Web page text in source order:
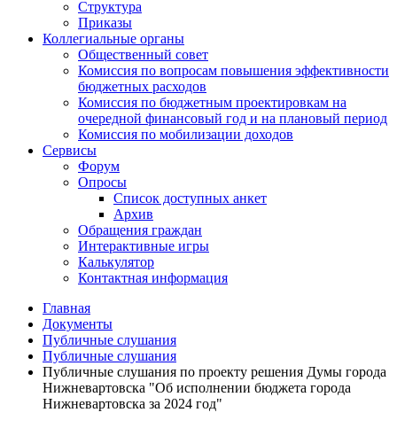
Структура
Приказы
Коллегиальные органы
Общественный совет
Комиссия по вопросам повышения эффективности
бюджетных расходов
Комиссия по бюджетным проектировкам на
очередной финансовый год и на плановый период
Комиссия по мобилизации доходов
Сервисы
Форум
Опросы
Список доступных анкет
Архив
Обращения граждан
Интерактивные игры
Калькулятор
Контактная информация
Главная
Документы
Публичные слушания
Публичные слушания
Публичные слушания по проекту решения Думы города
Нижневартовска "Об исполнении бюджета города
Нижневартовска за 2024 год"